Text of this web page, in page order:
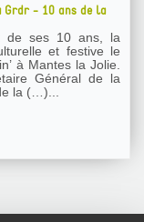
Grdr - 10 ans de la
de ses 10 ans, la
et festive le
à Mantes la Jolie.
Général de la
de la (…)...